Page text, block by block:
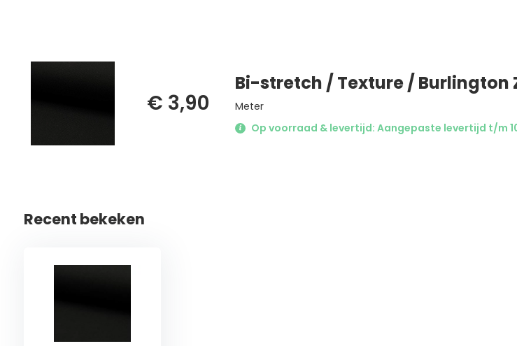
€ 3,90
Bi-stretch / Texture / Burlington
Meter
Op voorraad & levertijd: Aangepaste levertijd t/m
Recent bekeken